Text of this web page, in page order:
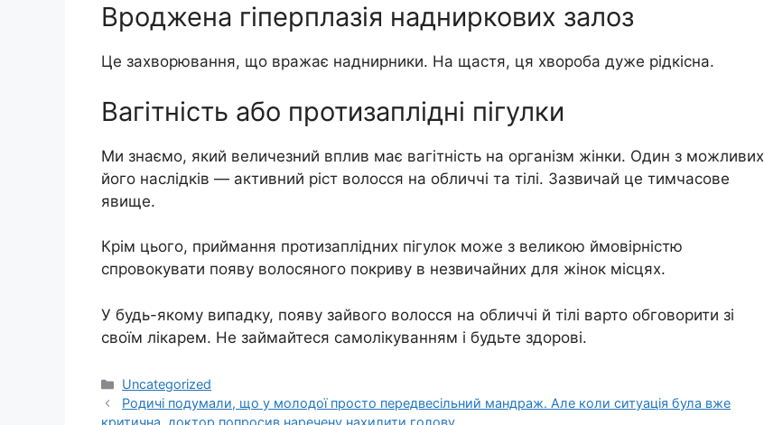
Вроджена гіперплазія надниркових залоз
Це захворювання, що вражає наднирники. На щастя, ця хвороба дуже рідкісна.
Вагітність або протизаплідні пігулки
Ми знаємо, який величезний вплив має вагітність на організм жінки. Один з можливих
його наслідків — активний ріст волосся на обличчі та тілі. Зазвичай це тимчасове
явище.
Крім цього, приймання протизаплідних пігулок може з великою ймовірністю
спровокувати появу волосяного покриву в незвичайних для жінок місцях.
У будь-якому випадку, появу зайвого волосся на обличчі й тілі варто обговорити зі
своїм лікарем. Не займайтеся самолікуванням і будьте здорові.
Категорії
Uncategorized
Родичі подумали, що у молодої просто передвесільний мандраж. Але коли ситуація була вже